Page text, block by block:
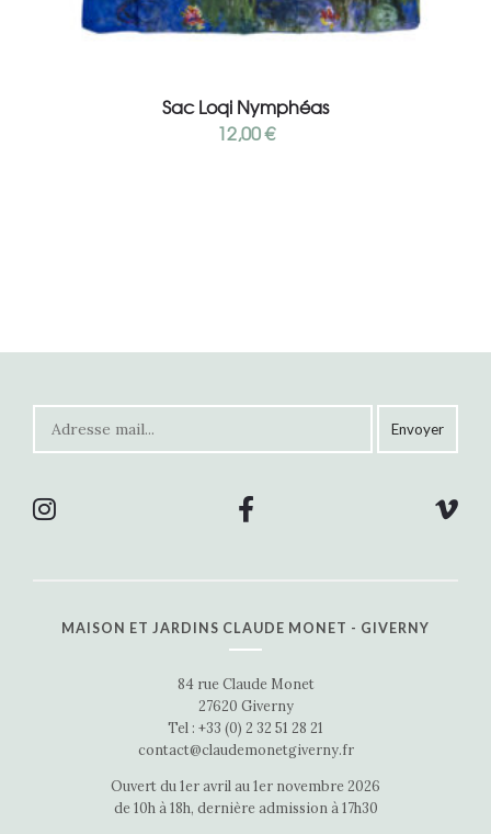
Sac Loqi Nymphéas
12,00€
MAISON ET JARDINS CLAUDE MONET - GIVERNY
84 rue Claude Monet
27620 Giverny
Tel : +33 (0) 2 32 51 28 21
contact@claudemonetgiverny.fr
Ouvert du 1er avril au 1er novembre 2026
de 10h à 18h, dernière admission à 17h30